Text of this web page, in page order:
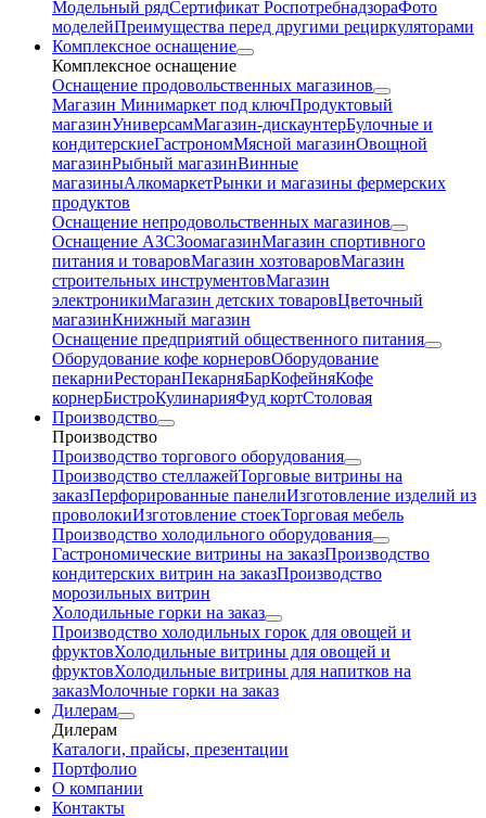
Модельный рядСертификат РоспотребнадзораФото
моделейПреимущества перед другими рециркуляторами
Комплексное оснащение
Комплексное оснащение
Оснащение продовольственных магазинов
Магазин Минимаркет под ключПродуктовый
магазинУниверсамМагазин-дискаунтерБулочные и
кондитерскиеГастрономМясной магазинОвощной
магазинРыбный магазинВинные
магазиныАлкомаркетРынки и магазины фермерских
продуктов
Оснащение непродовольственных магазинов
Оснащение АЗСЗоомагазинМагазин спортивного
питания и товаровМагазин хозтоваровМагазин
строительных инструментовМагазин
электроникиМагазин детских товаровЦветочный
магазинКнижный магазин
Оснащение предприятий общественного питания
Оборудование кофе корнеровОборудование
пекарниРесторанПекарняБарКофейняКофе
корнерБистроКулинарияФуд кортСтоловая
Производство
Производство
Производство торгового оборудования
Производство стеллажейТорговые витрины на
заказПерфорированные панелиИзготовление изделий из
проволокиИзготовление стоекТорговая мебель
Производство холодильного оборудования
Гастрономические витрины на заказПроизводство
кондитерских витрин на заказПроизводство
морозильных витрин
Холодильные горки на заказ
Производство холодильных горок для овощей и
фруктовХолодильные витрины для овощей и
фруктовХолодильные витрины для напитков на
заказМолочные горки на заказ
Дилерам
Дилерам
Каталоги, прайсы, презентации
Портфолио
О компании
Контакты